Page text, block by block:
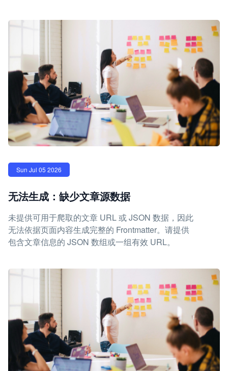
Sun Jul 05 2026
无法生成：缺少文章源数据
未提供可用于爬取的文章 URL 或 JSON 数据，因此
无法依据页面内容生成完整的 Frontmatter。请提供
包含文章信息的 JSON 数组或一组有效 URL。